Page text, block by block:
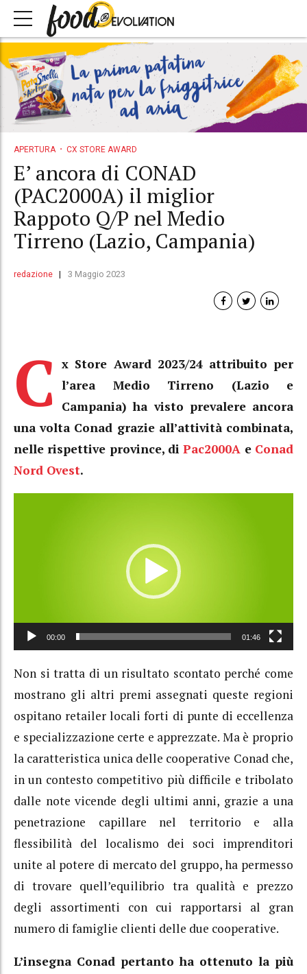
APERTURA CX STORE AWARD
E’ ancora di CONAD
(PAC2000A) il miglior
Rappoto Q/P nel Medio
Tirreno (Lazio, Campania)
redazione 3 Maggio 2023
C
x Store Award 2023/24 attribuito per
l’area Medio Tirreno (Lazio e
Campania) ha visto prevalere ancora
una volta Conad grazie all’attività combinata,
nelle rispettive province, diPac2000A e Conad
Nord Ovest.
00:00 01:46
Non si tratta di un risultato scontato perché come
mostrano gli altri premi assegnati queste regioni
ospitano retailer locali forti di punte di eccellenza
e specializzazione certe e apprezzate. Ma è proprio
la caratteristica unica delle cooperative Conad che,
in un contesto competitivo più difficile e tribolato
dalle note vicende degli ultimi anni, grazie a una
penetrazione capillare nel territorio e alla
flessibilità del localismo dei soci imprenditori
unite al potere di mercato del gruppo, ha permesso
di trovare quell’equilibrio tra qualità e prezzo
degli assortimenti con cui rapportarsi al gran
numero di famiglie clienti delle due cooperative.
L’insegna Conad pertanto ha ottenuto la più